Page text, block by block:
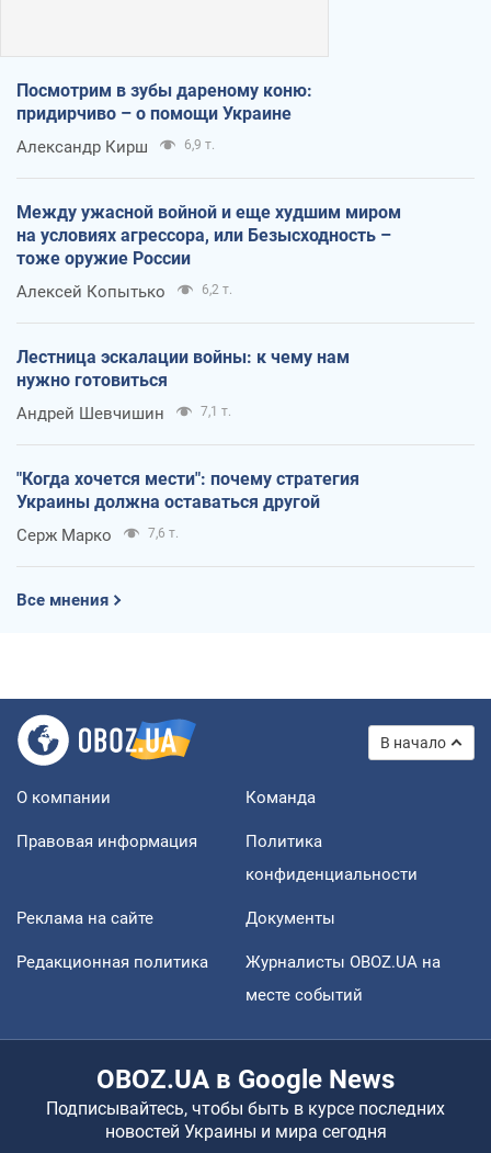
Посмотрим в зубы дареному коню:
придирчиво – о помощи Украине
Александр Кирш 6,9 т.
Между ужасной войной и еще худшим миром
на условиях агрессора, или Безысходность –
тоже оружие России
Алексей Копытько 6,2 т.
Лестница эскалации войны: к чему нам
нужно готовиться
Андрей Шевчишин 7,1 т.
"Когда хочется мести": почему стратегия
Украины должна оставаться другой
Серж Марко 7,6 т.
Все мнения
В начало
О компании Команда
Правовая информация
Политика
конфиденциальности
Реклама на сайте Документы
Редакционная политика
Журналисты OBOZ.UA на
месте событий
OBOZ.UA в Google News
Подписывайтесь, чтобы быть в курсе последних
новостей Украины и мира сегодня